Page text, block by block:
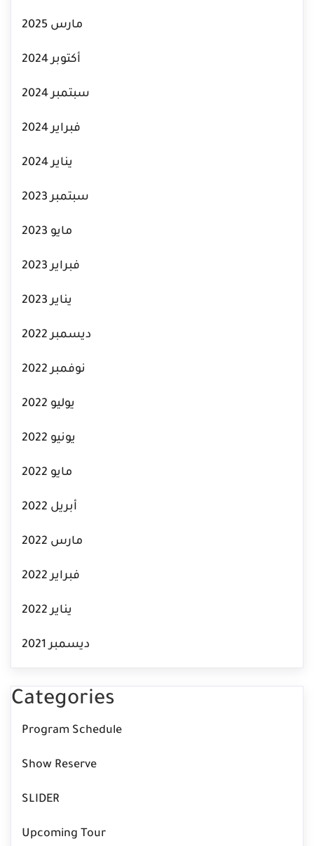
مارس 2025
أكتوبر 2024
سبتمبر 2024
فبراير 2024
يناير 2024
سبتمبر 2023
مايو 2023
فبراير 2023
يناير 2023
ديسمبر 2022
نوفمبر 2022
يوليو 2022
يونيو 2022
مايو 2022
أبريل 2022
مارس 2022
فبراير 2022
يناير 2022
ديسمبر 2021
Categories
Program Schedule
Show Reserve
SLIDER
Upcoming Tour